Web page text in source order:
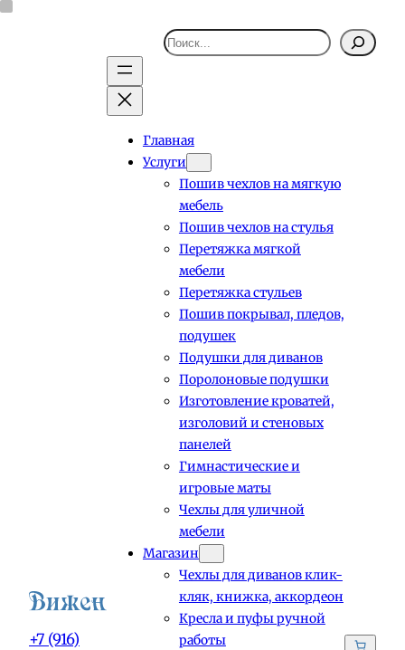
+7 (916)
Поиск
Главная
Услуги
Пошив чехлов на мягкую
мебель
Пошив чехлов на стулья
Перетяжка мягкой
мебели
Перетяжка стульев
Пошив покрывал, пледов,
подушек
Подушки для диванов
Поролоновые подушки
Изготовление кроватей,
изголовий и стеновых
панелей
Гимнастические и
игровые маты
Чехлы для уличной
мебели
Магазин
Чехлы для диванов клик-
кляк, книжка, аккордеон
Кресла и пуфы ручной
работы